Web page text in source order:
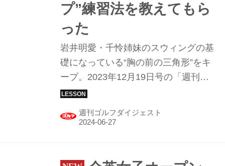
プ”練習法を教えてもら
った
岩井明愛・千怜姉妹のスウィングの基
礎になっている“胸の前の三角形”をキ
ープ。2023年12月19日号の「週刊ゴ
ルフダイジェスト」では、その土台を
ルグリップアイアン”を紹介し、タレン
週刊ゴルフダイジェスト